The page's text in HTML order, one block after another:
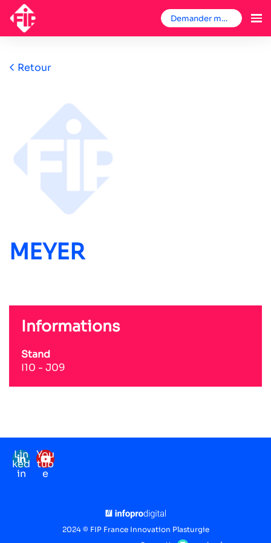
Demander mon badge
Retour
MEYER
Informations
Stand
I10 - J09
Lin
ked
in
You
tub
e
2024 © FIP France Innovation Plasturgie